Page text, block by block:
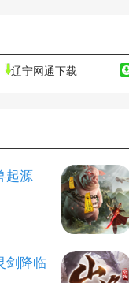
辽宁网通下载
起源
剑降临